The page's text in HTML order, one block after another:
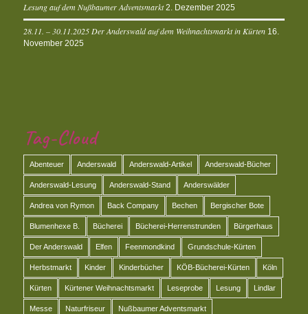
Lesung auf dem Nußbaumer Adventsmarkt 2. Dezember 2025
28.11. – 30.11.2025 Der Anderswald auf dem Weihnachtsmarkt in Kürten 16.
November 2025
Tag-Cloud
Abenteuer Anderswald Anderswald-Artikel Anderswald-Bücher
Anderswald-Lesung Anderswald-Stand Anderswälder
Andrea von Rymon Back Company Bechen Bergischer Bote
Blumenhexe B. Bücherei Bücherei-Herrenstrunden Bürgerhaus
Der Anderswald Elfen Feenmondkind Grundschule-Kürten
Herbstmarkt Kinder Kinderbücher KÖB-Bücherei-Kürten Köln
Kürten Kürtener Weihnachtsmarkt Leseprobe Lesung Lindlar
Messe Naturfriseur Nußbaumer Adventsmarkt